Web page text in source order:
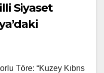
Siyaset
Töre: “Kuzey Kıbrıs